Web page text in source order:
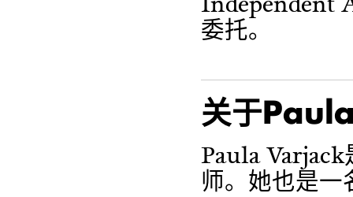
委托。
关于
Paula
师。她也是一